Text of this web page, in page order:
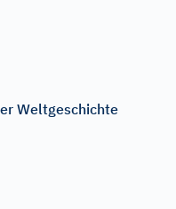
Weltgeschichte